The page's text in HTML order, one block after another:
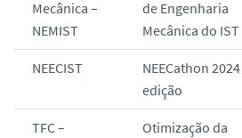
Mecânica –
NEMIST
de Engenharia
Mecânica do IST
NEECIST
NEECathon 2024
edição
TFC –
Otimização da